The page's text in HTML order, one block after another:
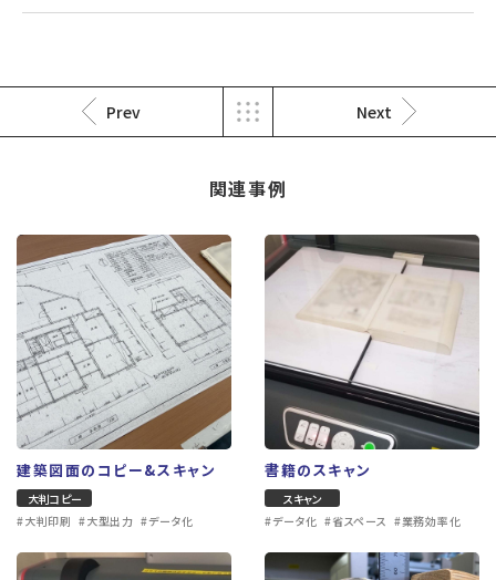
オープンハウス案内用のフライヤー
小型コピー
#少数印刷 #スピード印刷 #販促ツール
講演会式次第
大判コピー
#拡大コピー #大型出力
Prev Next
関連事例
建築図面のコピー&スキャン
大判コピー
#大判印刷 #大型出力 #データ化
書籍のスキャン
スキャン
#データ化 #省スペース #業務効率化